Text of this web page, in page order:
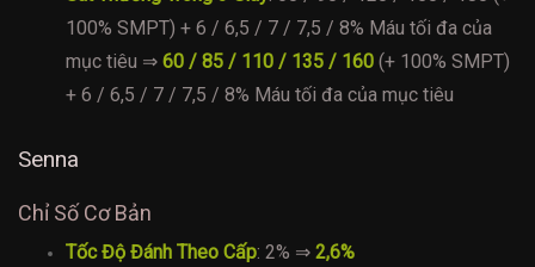
100% SMPT) + 6 / 6,5 / 7 / 7,5 / 8% Máu tối đa của
mục tiêu ⇒ 60 / 85 / 110 / 135 / 160 (+ 100% SMPT)
+ 6 / 6,5 / 7 / 7,5 / 8% Máu tối đa của mục tiêu
Senna
Chỉ Số Cơ Bản
Tốc Độ Đánh Theo Cấp: 2% ⇒ 2,6%